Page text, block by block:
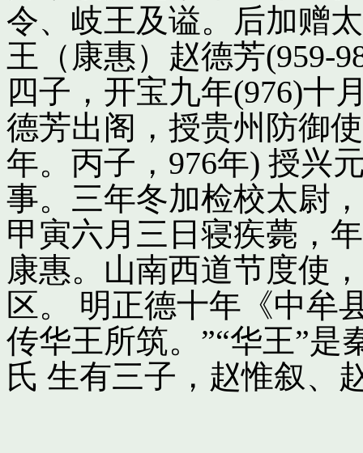
令、岐王及谥。后加赠
王（康惠）赵德芳(959-
四子，开宝九年(976)十
德芳出阁，授贵州防御
年。丙子，976年) 授兴
事。三年冬加检校太尉
甲寅六月三日寝疾薨，
康惠。山南西道节度使
区。 明正德十年《中牟
传华王所筑。”“华王”是
氏 生有三子，赵惟叙、